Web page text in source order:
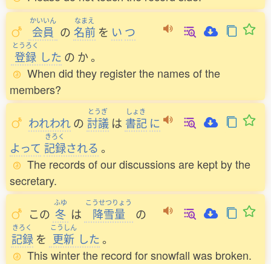
かいいん
会員 の
なまえ
名前 を い つ
とうろく
登録 した の か。
When did they register the names of the
members?
われわれの
とうぎ
討議 は
しょき
書記 に
よって
きろく
記録される 。
The records of our discussions are kept by the
secretary.
この
ふゆ
冬 は
こうせつりょう
降雪量 の
きろく
記録 を
こうしん
更新 した。
This winter the record for snowfall was broken.